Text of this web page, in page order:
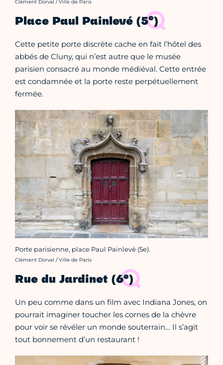
Clément Dorval / Ville de Paris
Place Paul Painlevé (5e)
Cette petite porte discrète cache en fait l’hôtel des
abbés de Cluny, qui n’est autre que le musée
parisien consacré au monde médiéval. Cette entrée
est condamnée et la porte reste perpétuellement
fermée.
Porte parisienne, place Paul Painlevé (5e).
Crédit photo :
Clément Dorval / Ville de Paris
Rue du Jardinet (6e)
Un peu comme dans un film avec Indiana Jones, on
pourrait imaginer toucher les cornes de la chèvre
pour voir se révéler un monde souterrain… Il s’agit
tout bonnement d’un restaurant !